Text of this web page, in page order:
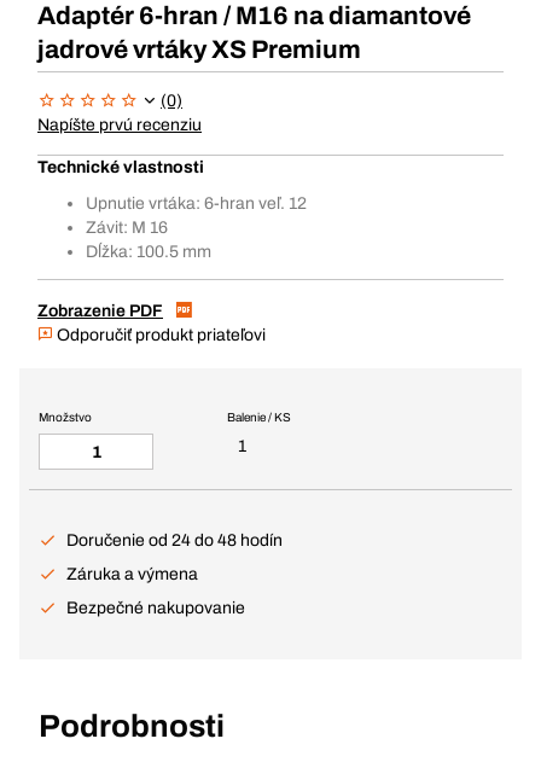
Adaptér 6-hran / M16 na diamantové
jadrové vrtáky XS Premium
(0)
Napíšte prvú recenziu
Technické vlastnosti
Upnutie vrtáka: 6-hran veľ. 12
Závit: M 16
Dĺžka: 100.5 mm
Zobrazenie PDF
Odporučiť produkt priateľovi
Balenie / KS
1
Množstvo
Doručenie od 24 do 48 hodín
Záruka a výmena
Bezpečné nakupovanie
Podrobnosti